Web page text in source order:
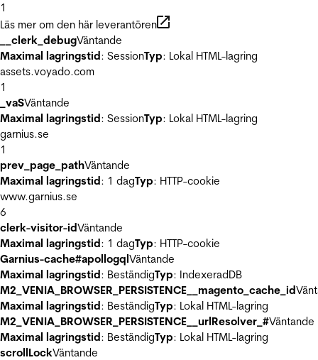
1
Läs mer om den här leverantören
__clerk_debugVäntande
Maximal lagringstid: SessionTyp: Lokal HTML-lagring
assets.voyado.com
1
_vaSVäntande
Maximal lagringstid: SessionTyp: Lokal HTML-lagring
garnius.se
1
prev_page_pathVäntande
Maximal lagringstid: 1 dagTyp: HTTP-cookie
www.garnius.se
6
clerk-visitor-idVäntande
Maximal lagringstid: 1 dagTyp: HTTP-cookie
Garnius-cache#apollogqlVäntande
Maximal lagringstid: BeständigTyp: IndexeradDB
M2_VENIA_BROWSER_PERSISTENCE__magento_cache_id
Maximal lagringstid: BeständigTyp: Lokal HTML-lagring
M2_VENIA_BROWSER_PERSISTENCE__urlResolver_#Väntande
Maximal lagringstid: BeständigTyp: Lokal HTML-lagring
scrollLockVäntande